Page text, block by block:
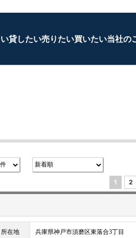
貸したい売りたい買いたい当社の
1 2
所在地 兵庫県神戸市須磨区東落合3丁目